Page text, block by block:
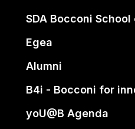
SDA Bocconi
Egea
Alumni
B4i - Bocconi for
yoU@B Agenda